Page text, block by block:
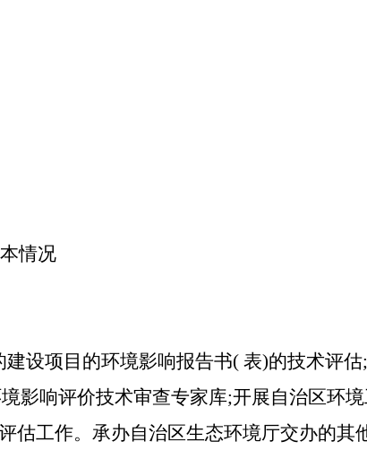
情况
设项目的环境影响报告书( 表)的技术评估
影响评价技术审查专家库;开展自治区环
估工作。承办自治区生态环境厅交办的其